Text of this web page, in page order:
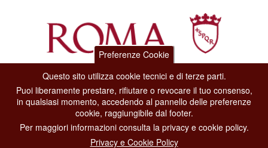
Dipartimento Grandi Eventi, Sport, Turismo e Moda.
Via di San Basilio, 51
00187 Roma
CONTACT CENTER TEL. 06 06 08
Preferenze Cookie
Questo sito utilizza cookie tecnici e di terze parti.
Puoi liberamente prestare, rifiutare o revocare il tuo consenso,
in qualsiasi momento, accedendo al pannello delle preferenze
cookie, raggiungibile dal footer.
Per maggiori informazioni consulta la privacy e cookie policy.
Privacy e Cookie Policy